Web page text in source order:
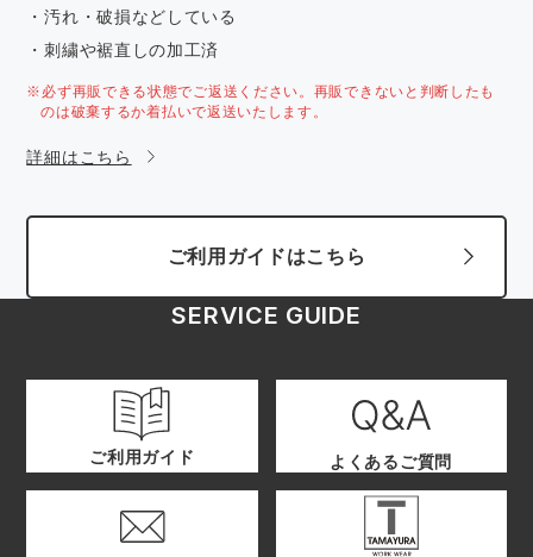
・汚れ・破損などしている
・刺繍や裾直しの加工済
※必ず再販できる状態でご返送ください。再販できないと判断したも
のは破棄するか着払いで返送いたします。
詳細はこちら
ご利用ガイドはこちら
SERVICE GUIDE
ご利用ガイド よくあるご質問